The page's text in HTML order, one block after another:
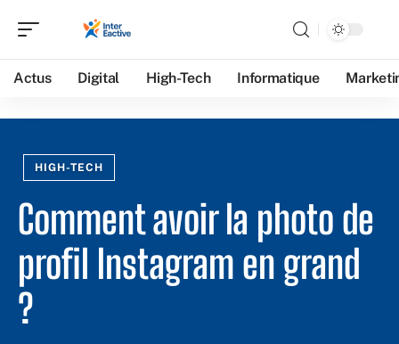
Actus Digital High-Tech Informatique
HIGH-TECH
Comment avoir la photo de
profil Instagram en grand
?